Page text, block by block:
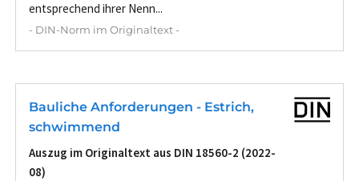
entsprechend ihrer Nenn...
- DIN-Norm im Originaltext -
Bauliche Anforderungen - Estrich,
schwimmend
Auszug im Originaltext aus DIN 18560-2 (2022-
08)